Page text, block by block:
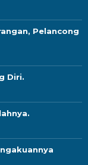
Pelancong
Diri.